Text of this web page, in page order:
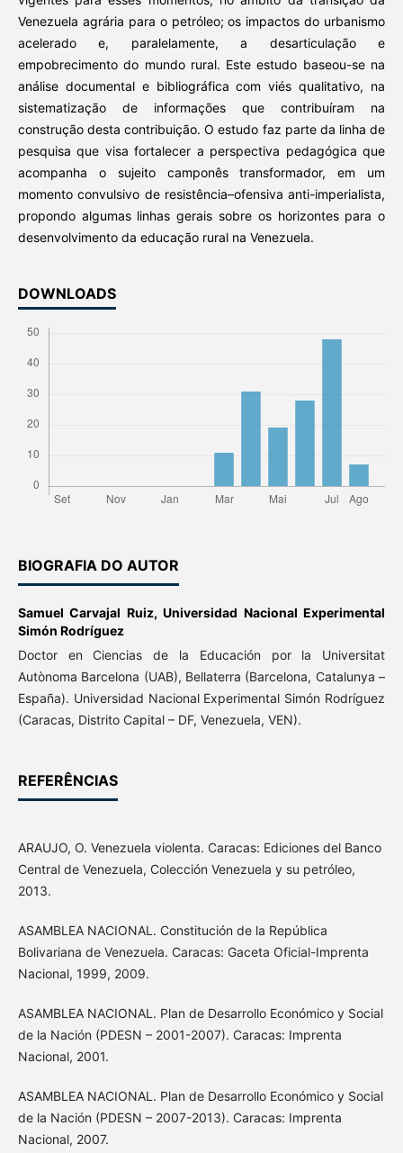
Venezuela agrária para o petróleo; os impactos do urbanismo
acelerado e, paralelamente, a desarticulação e
empobrecimento do mundo rural. Este estudo baseou-se na
análise documental e bibliográfica com viés qualitativo, na
sistematização de informações que contribuíram na
construção desta contribuição. O estudo faz parte da linha de
pesquisa que visa fortalecer a perspectiva pedagógica que
acompanha o sujeito camponês transformador, em um
momento convulsivo de resistência–ofensiva anti-imperialista,
propondo algumas linhas gerais sobre os horizontes para o
desenvolvimento da educação rural na Venezuela.
DOWNLOADS
BIOGRAFIA DO AUTOR
Samuel Carvajal Ruiz,Universidad Nacional Experimental
Simón Rodríguez
Doctor en Ciencias de la Educación por la Universitat
Autònoma Barcelona (UAB), Bellaterra (Barcelona, Catalunya –
España). Universidad Nacional Experimental Simón Rodríguez
(Caracas, Distrito Capital – DF, Venezuela, VEN).
REFERÊNCIAS
ARAUJO, O. Venezuela violenta. Caracas: Ediciones del Banco
Central de Venezuela, Colección Venezuela y su petróleo,
2013.
ASAMBLEA NACIONAL. Constitución de la República
Bolivariana de Venezuela. Caracas: Gaceta Oficial-Imprenta
Nacional, 1999, 2009.
ASAMBLEA NACIONAL. Plan de Desarrollo Económico y Social
de la Nación (PDESN – 2001-2007). Caracas: Imprenta
Nacional, 2001.
ASAMBLEA NACIONAL. Plan de Desarrollo Económico y Social
de la Nación (PDESN – 2007-2013). Caracas: Imprenta
Nacional, 2007.